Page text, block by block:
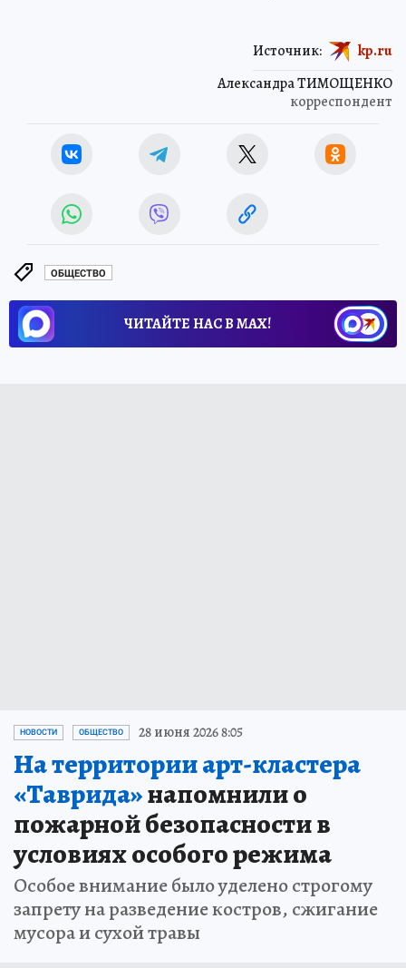
Александра ТИМОЩЕНКО
корреспондент
Источник: kp.ru
ОБЩЕСТВО
ЧИТАЙТЕ НАС В МАХ!
НОВОСТИ ОБЩЕСТВО 28 июня 2026 8:05
На территории арт-кластера
«Таврида»напомнили о
пожарной безопасности в
условиях особого режима
Особое внимание было уделено строгому
запрету на разведение костров, сжигание
мусора и сухой травы